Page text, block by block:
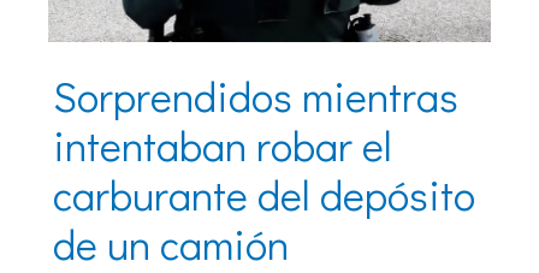
Sorprendidos mientras
intentaban robar el
carburante del depósito
de un camión